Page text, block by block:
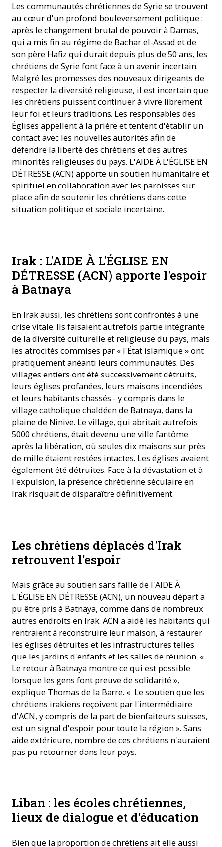
Les communautés chrétiennes de Syrie se trouvent
au cœur d'un profond bouleversement politique :
après le changement brutal de pouvoir à Damas,
qui a mis fin au régime de Bachar el-Assad et de
son père Hafiz qui durait depuis plus de 50 ans, les
chrétiens de Syrie font face à un avenir incertain.
Malgré les promesses des nouveaux dirigeants de
respecter la diversité religieuse, il est incertain que
les chrétiens puissent continuer à vivre librement
leur foi et leurs traditions. Les responsables des
Églises appellent à la prière et tentent d'établir un
contact avec les nouvelles autorités afin de
défendre la liberté des chrétiens et des autres
minorités religieuses du pays. L'AIDE À L'ÉGLISE EN
DÉTRESSE (ACN) apporte un soutien humanitaire et
spirituel en collaboration avec les paroisses sur
place afin de soutenir les chrétiens dans cette
situation politique et sociale incertaine.
Irak : L'AIDE À L'ÉGLISE EN
DÉTRESSE (ACN) apporte l'espoir
à Batnaya
En Irak aussi, les chrétiens sont confrontés à une
crise vitale. Ils faisaient autrefois partie intégrante
de la diversité culturelle et religieuse du pays, mais
les atrocités commises par « l'État islamique » ont
pratiquement anéanti leurs communautés. Des
villages entiers ont été successivement détruits,
leurs églises profanées, leurs maisons incendiées
et leurs habitants chassés - y compris dans le
village catholique chaldéen de Batnaya, dans la
plaine de Ninive. Le village, qui abritait autrefois
5000 chrétiens, était devenu une ville fantôme
après la libération, où seules dix maisons sur près
de mille étaient restées intactes. Les églises avaient
également été détruites. Face à la dévastation et à
l'expulsion, la présence chrétienne séculaire en
Irak risquait de disparaître définitivement.
Les chrétiens déplacés d'Irak
retrouvent l'espoir
Mais grâce au soutien sans faille de l'AIDE À
L'ÉGLISE EN DÉTRESSE (ACN), un nouveau départ a
pu être pris à Batnaya, comme dans de nombreux
autres endroits en Irak. ACN a aidé les habitants qui
rentraient à reconstruire leur maison, à restaurer
les églises détruites et les infrastructures telles
que les jardins d'enfants et les salles de réunion. «
Le retour à Batnaya montre ce qui est possible
lorsque les gens font preuve de solidarité »,
explique Thomas de la Barre. « Le soutien que les
chrétiens irakiens reçoivent par l'intermédiaire
d'ACN, y compris de la part de bienfaiteurs suisses,
est un signal d'espoir pour toute la région ». Sans
aide extérieure, nombre de ces chrétiens n'auraient
pas pu retourner dans leur pays.
Irak a pu avoir lieu. ©ACN
Liban : les écoles chrétiennes,
lieux de dialogue et d'éducation
Bien que la proportion de chrétiens ait elle aussi